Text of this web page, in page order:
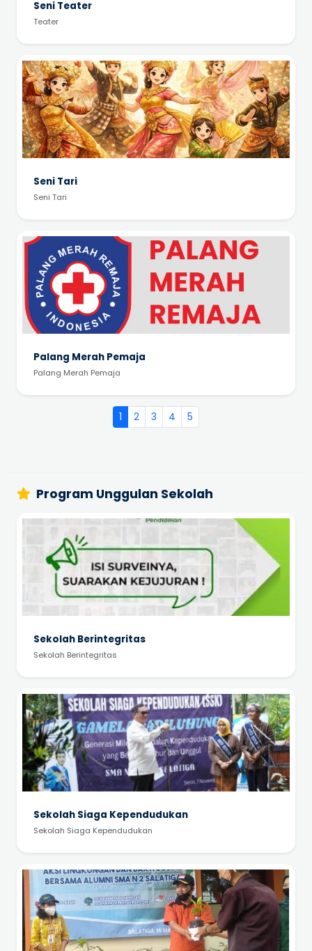
Seni Teater
Teater
Seni Tari
Seni Tari
Palang Merah Pemaja
Palang Merah Pemaja
1 2 3 4 5
Program Unggulan Sekolah
Sekolah Berintegritas
Sekolah Berintegritas
Sekolah Siaga Kependudukan
Sekolah Siaga Kependudukan